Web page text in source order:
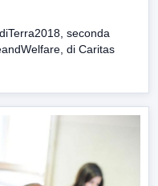
seconda
di Caritas